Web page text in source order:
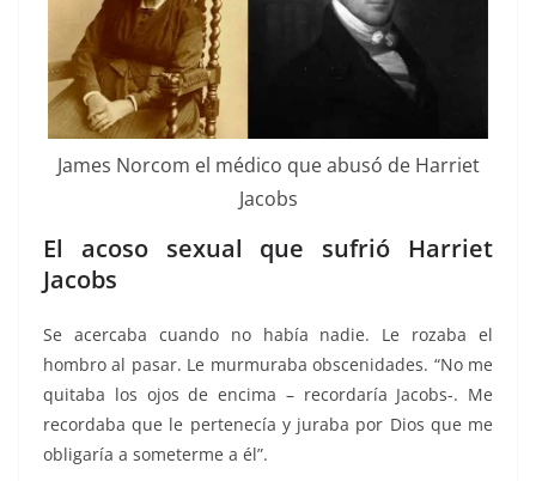
James Norcom el médico que abusó de Harriet
Jacobs
El acoso sexual que sufrió Harriet
Jacobs
Se acercaba cuando no había nadie. Le rozaba el
hombro al pasar. Le murmuraba obscenidades. “No me
quitaba los ojos de encima – recordaría Jacobs-. Me
recordaba que le pertenecía y juraba por Dios que me
obligaría a someterme a él”.